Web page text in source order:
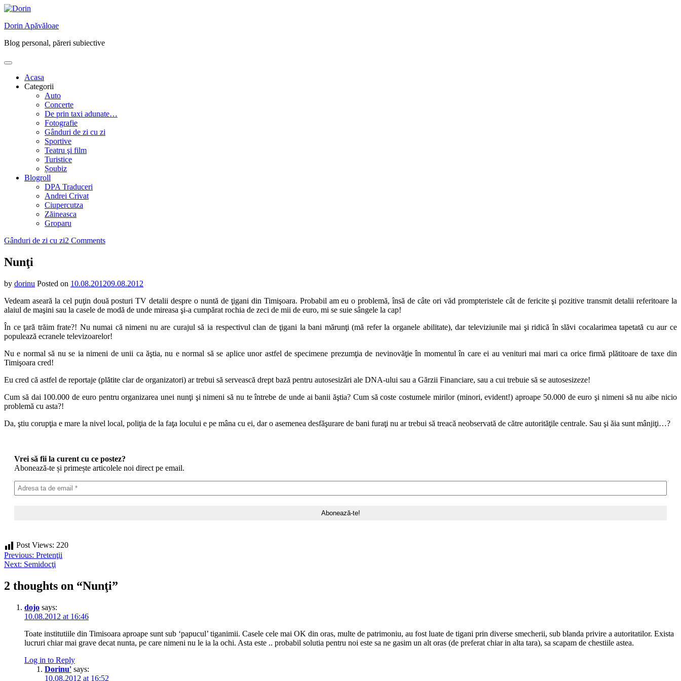
Skip
content
Dorin Apăvăloae
Blog personal, păreri subiective
Acasa
Categorii
Auto
Concerte
De prin taxi adunate…
Fotografie
Gânduri de zi cu zi
Sportive
Teatru şi film
Turistice
Șoubiz
Blogroll
DPA Traduceri
Andrei Crivat
Ciupercutza
Zăineasca
Groparu
Gânduri de zi cu zi2 Commentson
Nunţi
by dorinu Posted on 10.08.201209.08.2012
Vedeam aseară la cel puţin două posturi TV detalii despre o nuntă de ţigani din Timişoara. Probabil am eu o problemă, însă de câte ori văd prompteristele cât de fericite şi pozitive transmit detalii referitoare la
alaiul de maşini sau la casele de modă de unde mireasa şi-a cumpărat rochia de zeci de mii de euro, mi se suie sângele la cap!
În ce ţară trăim frate?! Nu numai că nimeni nu are curajul să ia respectivul clan de ţigani la bani mărunţi (mă refer la organele abilitate), dar televiziunile mai şi ridică în slăvi cocalarimea tapetată cu aur ce
populează ecranele televizoarelor!
Nu e normal să nu se ia nimeni de unii ca ăştia, nu e normal să se aplice unor astfel de specimene prezumţia de nevinovăţie în momentul în care ei au venituri mai mari ca orice firmă plătitoare de taxe din
Timişoara cred!
Eu cred că astfel de reportaje (plătite clar de organizatori) ar trebui să servească drept bază pentru autosesizări ale DNA-ului sau a Gărzii Financiare, sau a cui trebuie să se autosesizeze!
Cum să dai 100.000 de euro pentru organizarea unei nunţi şi nimeni să nu te întrebe de unde ai banii ăştia? Cum să coste costumele mirilor (minori, evident!) aproape 50.000 de euro şi nimeni să nu aibe nicio
problemă cu asta?!
Da, ştiu corupţia e mare la nivel local, poliţia de la faţa locului e pe mâna cu ei, dar o asemenea desfăşurare de bani furaţi nu ar trebui să treacă neobservată de către autorităţile centrale. Sau şi ăia sunt mânjiţi…?
Vrei să fii la curent cu ce postez?
Abonează-te și primește articolele noi direct pe email.
Post Views: 220
Post
navigation
Previous: Pretenţii
Next: Semidocţi
2 thoughts on “Nunţi”
dojo says:
10.08.2012 at 16:46
Toate institutiile din Timisoara aproape sunt sub ‘papucul’ tiganimii. Casele cele mai OK din oras, multe de patrimoniu, au fost luate de tigani prin diverse smecherii, sub blanda privire a autoritatilor. Exista
lucruri chiar mai grave decat nunta, pe care nimeni nu le ia la ochi. Asta este .. probabil solutia pentru noi este sa ne gasim un alt oras (de preferat chiar in alta tara), sa scapam de chestiile astea.
Log in to Reply
Dorinu' says:
10.08.2012 at 16:52